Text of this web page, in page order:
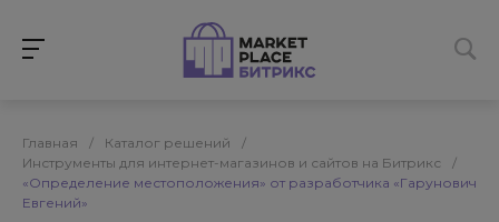
Главная / Каталог решений
/
Инструменты для интернет-магазинов и сайтов на Битрикс
/
«Определение местоположения» от разработчика «Гарунович
Евгений»